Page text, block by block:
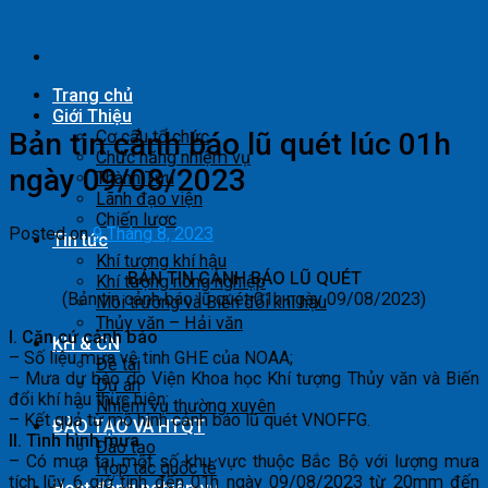
content
Trang chủ
Giới Thiệu
Cơ cấu tổ chức
Chức năng nhiệm vụ
Thành Tựu
Lãnh đạo viện
Chiến lược
Tin tức
Khí tượng khí hậu
Khí tượng nông nghiệp
Môi trường và Biến đổi khí hậu
Thủy văn – Hải văn
KH & CN
Đề tài
Dự án
Nhiệm vụ thường xuyên
ĐÀO TẠO VÀ HTQT
Đào tạo
Hợp tác quốc tế
Bản tin cảnh báo lũ quét lúc 01h
ngày 09/08/2023
Posted on9 Tháng 8, 2023
BẢN TIN CẢNH BÁO LŨ QUÉT
(Bản tin cảnh báo lũ quét 01h ngày 09/08/2023)
I. Căn cứ cảnh báo
– Số liệu mưa vệ tinh GHE của NOAA;
– Mưa dự báo do Viện Khoa học Khí tượng Thủy văn và Biến
đổi khí hậu thực hiện;
– Kết quả từ mô hình cảnh báo lũ quét VNOFFG.
II. Tình hình mưa
– Có mưa tại một số khu vực thuộc Bắc Bộ với lượng mưa
tích lũy 6 giờ tính đến 01h ngày 09/08/2023 từ 20mm đến